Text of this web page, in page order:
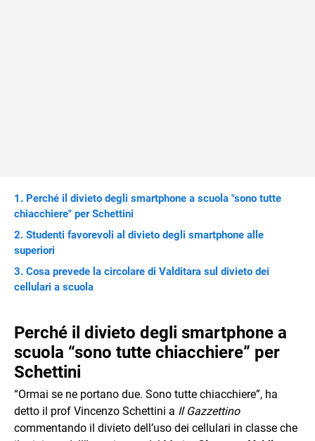
Perché il divieto degli smartphone a scuola "sono tutte
chiacchiere" per Schettini
Studenti favorevoli al divieto degli smartphone alle
superiori
Cosa prevede la circolare di Valditara sul divieto dei
cellulari a scuola
Perché il divieto degli smartphone a
scuola “sono tutte chiacchiere” per
Schettini
“Ormai se ne portano due. Sono tutte chiacchiere”, ha
detto il prof Vincenzo Schettini a Il Gazzettino
commentando il divieto dell’uso dei cellulari in classe che